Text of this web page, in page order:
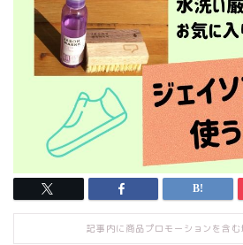
記事内に商品プロモーションを含